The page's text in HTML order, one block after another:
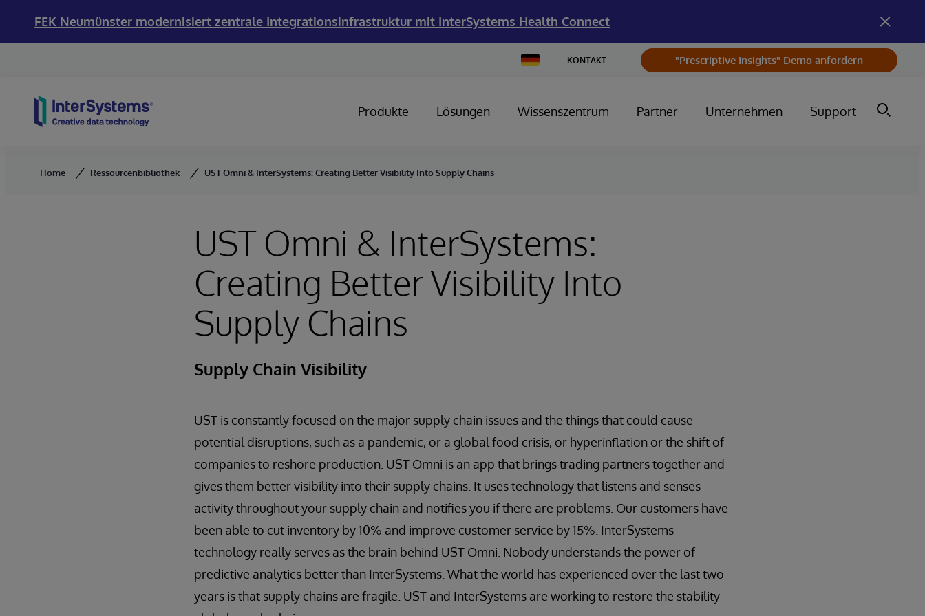
FEK Neumünster modernisiert zentrale Integrationsinfrastruktur mit InterSystems Health Connect
Change
Country
KONTAKT "Prescriptive Insights" Demo anfordern
Produkte Lösungen Wissenszentrum Partner Unternehmen Support
Home Ressourcenbibliothek UST Omni & InterSystems: Creating Better Visibility Into Supply Chains
UST Omni & InterSystems:
Creating Better Visibility Into
Supply Chains
Supply Chain Visibility
UST is constantly focused on the major supply chain issues and the things that could cause
potential disruptions, such as a pandemic, or a global food crisis, or hyperinflation or the shift of
companies to reshore production. UST Omni is an app that brings trading partners together and
gives them better visibility into their supply chains. It uses technology that listens and senses
activity throughout your supply chain and notifies you if there are problems. Our customers have
been able to cut inventory by 10% and improve customer service by 15%. InterSystems
technology really serves as the brain behind UST Omni. Nobody understands the power of
predictive analytics better than InterSystems. What the world has experienced over the last two
years is that supply chains are fragile. UST and InterSystems are working to restore the stability